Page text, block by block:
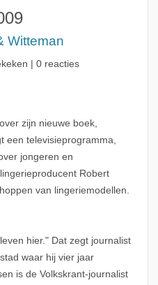
Witteman
| 0 reacties
zijn nieuwe boek,
een televisieprogramma,
jongeren en
Robert
van lingeriemodellen.
hier." Dat zegt journalist
waar hij vier jaar
is de Volkskrant-journalist